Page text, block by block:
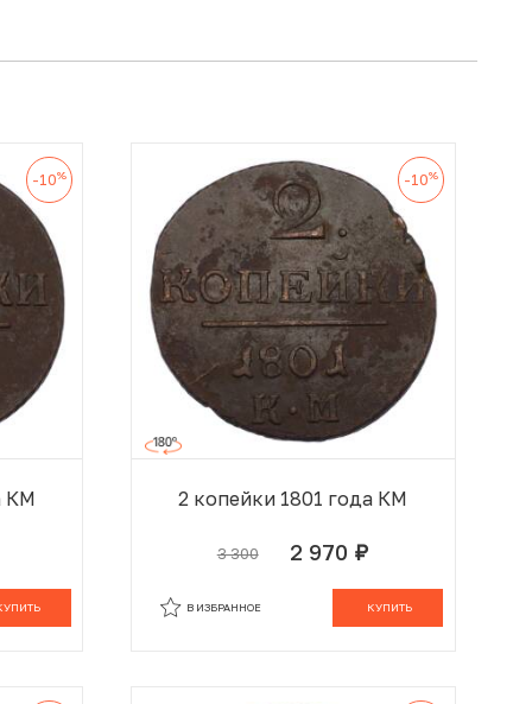
-10%
КМ
-10%
2 копейки 1801 года КМ
3 300 2 970 руб.
КУПИТЬ
В ИЗБРАННОЕ